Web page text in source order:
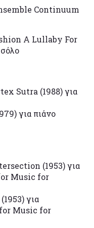
Continuum
A Lullaby For
Sutra (1988) για
για πιάνο
(1953) για
Music for
για
for Music for